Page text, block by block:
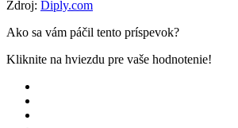
Zdroj: Diply.com
Ako sa vám páčil tento príspevok?
Kliknite na hviezdu pre vaše hodnotenie!